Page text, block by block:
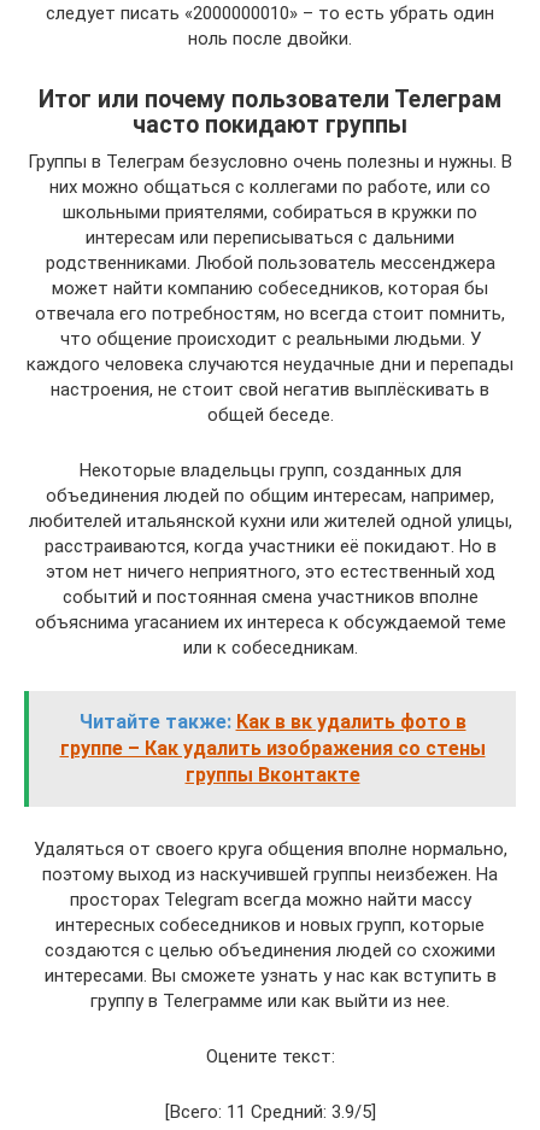
следует писать «2000000010» – то есть убрать один
ноль после двойки.
Итог или почему пользователи Телеграм
часто покидают группы
Группы в Телеграм безусловно очень полезны и нужны. В
них можно общаться с коллегами по работе, или со
школьными приятелями, собираться в кружки по
интересам или переписываться с дальними
родственниками. Любой пользователь мессенджера
может найти компанию собеседников, которая бы
отвечала его потребностям, но всегда стоит помнить,
что общение происходит с реальными людьми. У
каждого человека случаются неудачные дни и перепады
настроения, не стоит свой негатив выплёскивать в
общей беседе.
Некоторые владельцы групп, созданных для
объединения людей по общим интересам, например,
любителей итальянской кухни или жителей одной улицы,
расстраиваются, когда участники её покидают. Но в
этом нет ничего неприятного, это естественный ход
событий и постоянная смена участников вполне
объяснима угасанием их интереса к обсуждаемой теме
или к собеседникам.
Читайте также: Как в вк удалить фото в
группе – Как удалить изображения со стены
группы Вконтакте
Удаляться от своего круга общения вполне нормально,
поэтому выход из наскучившей группы неизбежен. На
просторах Telegram всегда можно найти массу
интересных собеседников и новых групп, которые
создаются с целью объединения людей со схожими
интересами. Вы сможете узнать у нас как вступить в
группу в Телеграмме или как выйти из нее.
Оцените текст:
[Всего: 11 Средний: 3.9/5]